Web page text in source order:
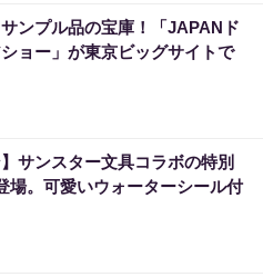
サンプル品の宝庫！「JAPANド
ョー」が東京ビッグサイトで
】サンスター文具コラボの特別
場。可愛いウォーターシール付